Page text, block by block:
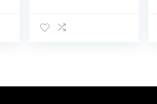
Hoofdband